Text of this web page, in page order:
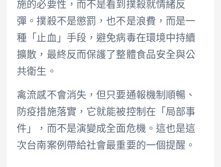
施的必要性，而不是看到撲殺就情緒反
彈。撲殺不是懲罰，也不是浪費，而是一
種「止血」手段，避免病毒在環境中持續
擴散，最終反而保護了整體食品安全與公
共衛生。
禽流感不會消失，但只要通報機制順暢、
防疫措施落實，它就能被控制在「局部事
件」，而不是演變成全面危機。這也是這
次台南案例帶給社會最重要的一個提醒。